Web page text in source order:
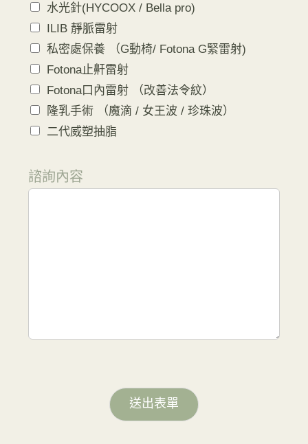
水光針(HYCOOX / Bella pro)
ILIB 靜脈雷射
私密處保養 （G動椅/ Fotona G緊雷射)
Fotona止鼾雷射
Fotona口內雷射 （改善法令紋）
隆乳手術 （魔滴 / 女王波 / 珍珠波）
二代威塑抽脂
諮詢內容
送出表單